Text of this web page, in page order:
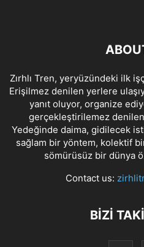
Zırhlı Tren, yeryüzündeki ilk
Erişilmez denilen yerlere
yanıt oluyor, organize
gerçekleştirilemez
Yedeğinde daima, gidilecek
sağlam bir yöntem, kolektif bir
sömürüsüz bir dünya
Contact us:
BİZİ